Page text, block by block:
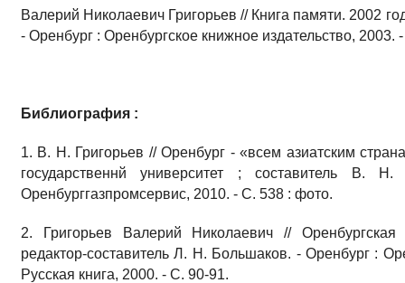
Валерий Николаевич Григорьев // Книга памяти. 2002
- Оренбург : Оренбургское книжное издательство,
Библиография :
1. В. Н. Григорьев // Оренбург - «всем азиатским
государственнй университет ; составитель В.
Оренбурггазпромсервис, 2010. - С. 538 : фото.
2. Григорьев Валерий Николаевич //
редактор-составитель Л. Н. Большаков. - Оренбург :
Русская книга, 2000. - С. 90-91.